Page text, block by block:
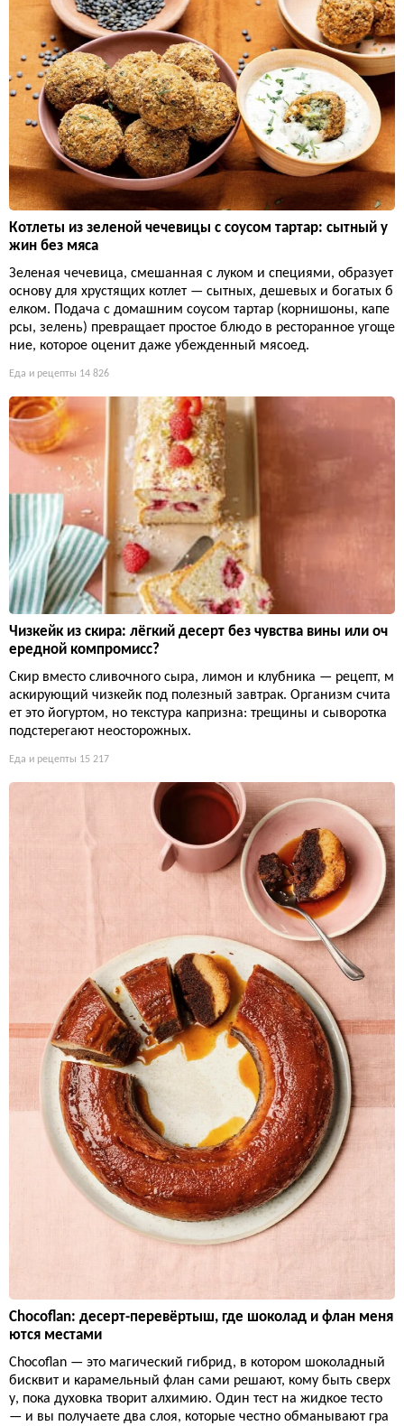
Котлеты из зеленой чечевицы с соусом тартар: сытный у
жин без мяса
Зеленая чечевица, смешанная с луком и специями, образует
основу для хрустящих котлет — сытных, дешевых и богатых б
елком. Подача с домашним соусом тартар (корнишоны, капе
рсы, зелень) превращает простое блюдо в ресторанное угоще
ние, которое оценит даже убежденный мясоед.
Еда и рецепты 14 826
Чизкейк из скира: лёгкий десерт без чувства вины или оч
ередной компромисс?
Скир вместо сливочного сыра, лимон и клубника — рецепт, м
аскирующий чизкейк под полезный завтрак. Организм счита
ет это йогуртом, но текстура капризна: трещины и сыворотка
подстерегают неосторожных.
Еда и рецепты 15 217
Chocoflan: десерт-перевёртыш, где шоколад и флан меня
ются местами
Chocoflan — это магический гибрид, в котором шоколадный
бисквит и карамельный флан сами решают, кому быть сверх
у, пока духовка творит алхимию. Один тест на жидкое тесто
— и вы получаете два слоя, которые честно обманывают гра